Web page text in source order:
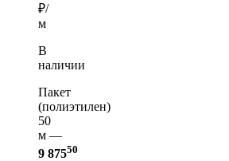
₽/
м
В
наличии
Пакет
(полиэтилен)
50
м —
9 87550